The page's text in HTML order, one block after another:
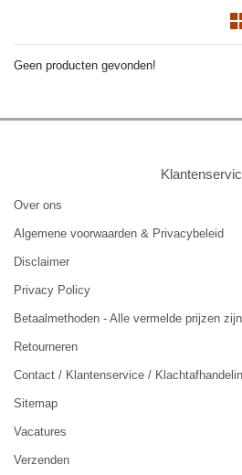
Geen producten gevonden!
Over ons
Algemene voorwaarden & Privacybeleid
Disclaimer
Privacy Policy
Betaalmethoden - Alle vermelde prijzen
Retourneren
Contact / Klantenservice /
Sitemap
Vacatures
Verzenden